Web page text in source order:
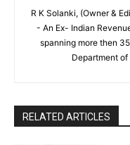
R K Solanki, (Owner &
- An Ex- Indian
spanning more then
Department of
RELATED ARTICLES